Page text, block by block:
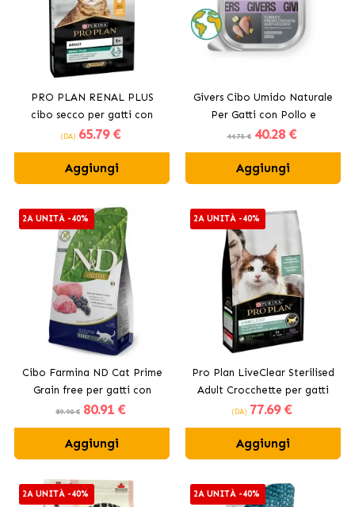
PRO PLAN RENAL PLUS
cibo secco per gatti con
pollo
(DA) 65.79 €
Aggiungi
Givers Cibo Umido Naturale
Per Gatti con Pollo e
Verdure
44.75 € 40.28 €
Aggiungi
2A UNITÀ -40%
Cibo Farmina ND Cat Prime
Grain free per gatti con
agnello
89.90 € 80.91 €
Aggiungi
2A UNITÀ -40%
Pro Plan LiveClear Sterilised
Adult Crocchette per gatti
sterilizzati al tacchino
(DA) 77.69 €
Aggiungi
2A UNITÀ -40% 2A UNITÀ -40%